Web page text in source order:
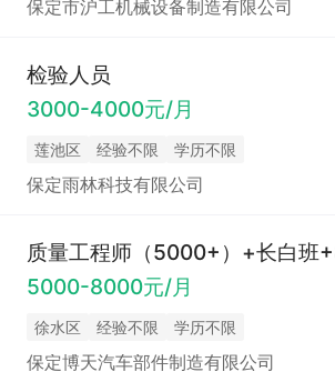
保定市沪工机械设备制造有限公司
检验人员
3000-4000元/月
莲池区 经验不限 学历不限
保定雨林科技有限公司
质量工程师（5000+）+长白班
5000-8000元/月
徐水区 经验不限 学历不限
保定博天汽车部件制造有限公司